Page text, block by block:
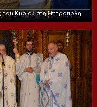
Κυρίου στη Μητρόπολη